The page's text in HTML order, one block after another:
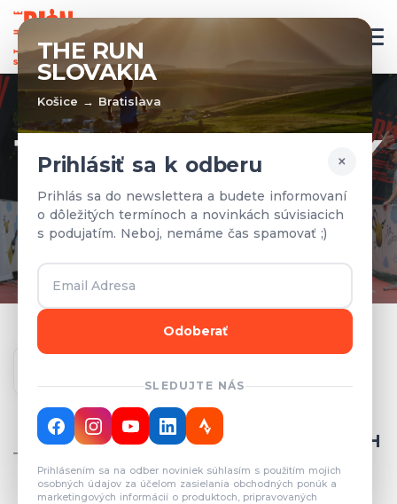
THE RUN
SLOVAKIA
Košice → Bratislava
×
Prihlásiť sa k odberu
Prihlás sa do newslettera a budete informovaní
o dôležitých termínoch a novinkách súvisiacich
s podujatím. Neboj, nemáme čas spamovať ;)
Odoberať
SLEDUJTE NÁS
Prihlásením sa na odber noviniek súhlasím s použitím mojich
osobných údajov za účelom zasielania obchodných ponúk a
marketingových informácií o produktoch, pripravovaných
TÍMY A VÝSLEDKY
Prihlásené tímy a výsledky z
predchádzajúcich rokov.
CELKOVÝ POČET REGISTROVANÝCH
TÍMOV: 82